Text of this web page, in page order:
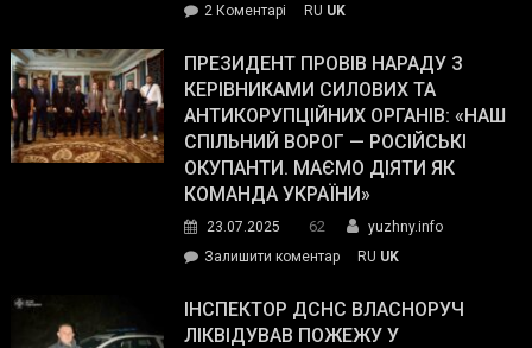
The
Street
Journal.
2 Коментарі
Південному
працівникам
ОПЗ
з
матеріального
резерву
гуманітарну
допомогу
RU UK
ПРЕЗИДЕНТ ПРОВІВ НАРАДУ З
КЕРІВНИКАМИ СИЛОВИХ ТА
АНТИКОРУПЦІЙНИХ ОРГАНІВ: «НАШ
СПІЛЬНИЙ ВОРОГ — РОСІЙСЬКІ
ОКУПАНТИ. МАЄМО ДІЯТИ ЯК
КОМАНДА УКРАЇНИ»
23.07.2025 62
yuzhny.info
Залишити коментарon
провів
нараду
RU UK
ІНСПЕКТОР ДСНС ВЛАСНОРУЧ
ЛІКВІДУВАВ ПОЖЕЖУ У